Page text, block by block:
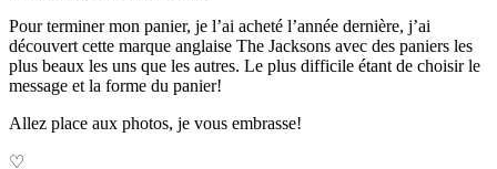
Pour terminer mon panier, je l’ai acheté l’année dernière, j’ai
découvert cette marque anglaise The Jacksons avec des paniers les
plus beaux les uns que les autres. Le plus difficile étant de choisir le
message et la forme du panier!
Allez place aux photos, je vous embrasse!
♡